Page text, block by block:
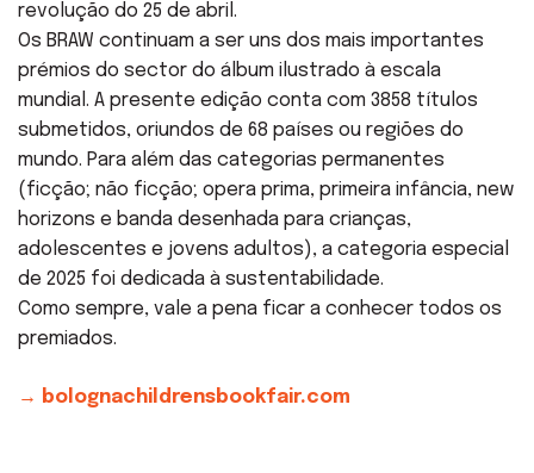
revolução do 25 de abril.
Os BRAW continuam a ser uns dos mais importantes
prémios do sector do álbum ilustrado à escala
mundial. A presente edição conta com 3858 títulos
submetidos, oriundos de 68 países ou regiões do
mundo. Para além das categorias permanentes
(ficção; não ficção; opera prima, primeira infância, new
horizons e banda desenhada para crianças,
adolescentes e jovens adultos), a categoria especial
de 2025 foi dedicada à sustentabilidade.
Como sempre, vale a pena ficar a conhecer todos os
premiados.
→ bolognachildrensbookfair.com